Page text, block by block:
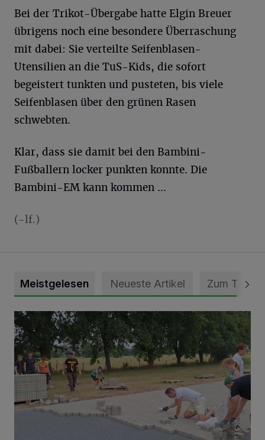
Bei der Trikot-Übergabe hatte Elgin Breuer
übrigens noch eine besondere Überraschung
mit dabei: Sie verteilte Seifenblasen-
Utensilien an die TuS-Kids, die sofort
begeistert tunkten und pusteten, bis viele
Seifenblasen über den grünen Rasen
schwebten.
Klar, dass sie damit bei den Bambini-
Fußballern locker punkten konnte. Die
Bambini-EM kann kommen ...
(-lf.)
Meistgelesen Neueste Artikel Zum Thema
Pünktlich zum Schützenfest den Weg zum Festzelt